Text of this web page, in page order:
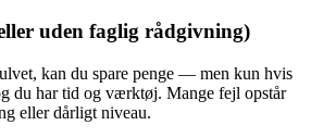
uden faglig rådgivning)
kan du spare penge — men kun hvis
du har tid og værktøj. Mange fejl opstår
eller dårligt niveau.